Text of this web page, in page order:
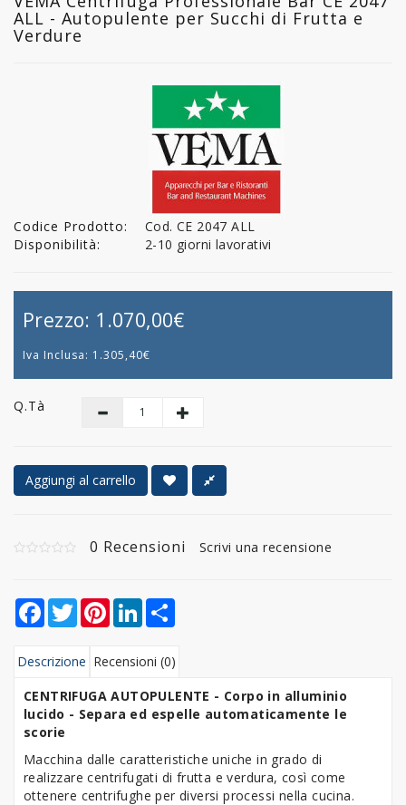
ALL - Autopulente per Succhi di Frutta e
Verdure
Codice Prodotto:
Cod. CE 2047 ALL
Disponibilità:
2-10 giorni lavorativi
Prezzo: 1.070,00€
Iva Inclusa: 1.305,40€
Q.tà
Aggiungi al carrello
0 Recensioni Scrivi una recensione
Facebook
TwitterPinterestLinkedIn
Descrizione Recensioni (0)
CENTRIFUGA AUTOPULENTE - Corpo in alluminio
lucido - Separa ed espelle automaticamente le
scorie
Macchina dalle caratteristiche uniche in grado di
realizzare centrifugati di frutta e verdura, così come
ottenere centrifughe per diversi processi nella cucina.